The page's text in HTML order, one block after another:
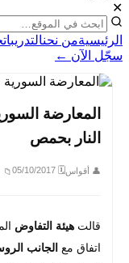
✕
الرئيسيةمن نحنالتدريبات
سجّل الآن ←
المعارضة
النار بحمص
👤 أقواس🗓 05/10/2017
📁
قالت هيئة التفاوض
اتفاق مع الجانب